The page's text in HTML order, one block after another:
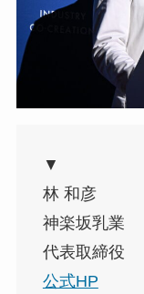
▼
林 和彦
神楽坂乳業
代表取締役
公式HP